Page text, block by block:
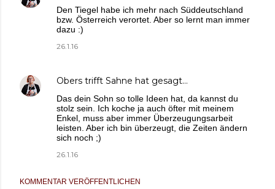
Den Tiegel habe ich mehr nach Süddeutschland
bzw. Österreich verortet. Aber so lernt man immer
dazu :)
26.1.16
Obers trifft Sahne hat gesagt…
Das dein Sohn so tolle Ideen hat, da kannst du
stolz sein. Ich koche ja auch öfter mit meinem
Enkel, muss aber immer Überzeugungsarbeit
leisten. Aber ich bin überzeugt, die Zeiten ändern
sich noch ;)
26.1.16
KOMMENTAR VERÖFFENTLICHEN